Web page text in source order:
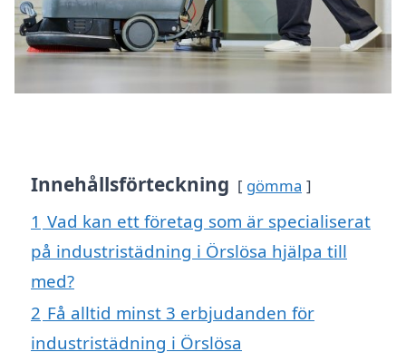
Innehållsförteckning gömma
1 Vad kan ett företag som är specialiserat
på industristädning i Örslösa hjälpa till
med?
2 Få alltid minst 3 erbjudanden för
industristädning i Örslösa